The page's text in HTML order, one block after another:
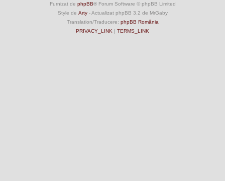
Furnizat de phpBB® Forum Software © phpBB Limited
Style de Arty- Actualizat phpBB 3.2 de MrGaby
Translation/Traducere: phpBB România
PRIVACY_LINK | TERMS_LINK